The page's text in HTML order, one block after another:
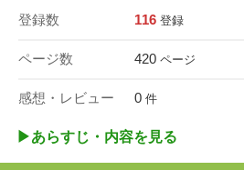
登録数 116 登録
ページ数 420 ページ
感想・レビュー 0 件
▶︎あらすじ・内容を見る